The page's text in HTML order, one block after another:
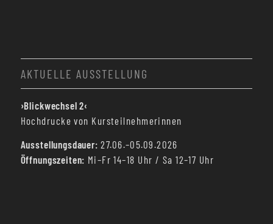
AKTUELLE AUSSTELLUNG
›Blickwechsel 2‹
Hochdrucke von Kursteilnehmerinnen
Ausstellungsdauer: 27.06.–05.09.2026
Öffnungszeiten: Mi–Fr 14–18 Uhr / Sa 12–17 Uhr